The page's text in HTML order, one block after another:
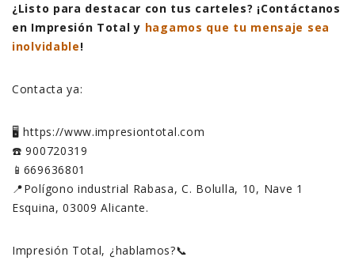
¿Listo para destacar con tus carteles? ¡Contáctanos
en Impresión Total y hagamos que tu mensaje sea
inolvidable!
Contacta ya:
🖥️ https://www.impresiontotal.com
☎️ 900720319
📱669636801
📍Polígono industrial Rabasa, C. Bolulla, 10, Nave 1
Esquina, 03009 Alicante.
Impresión Total, ¿hablamos?📞